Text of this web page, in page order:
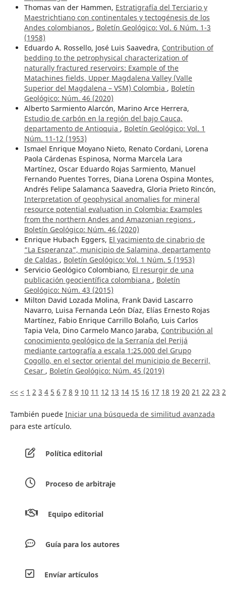
Thomas van der Hammen, Estratigrafía del Terciario y
Maestrichtiano con continentales y tectogénesis de los
Andes colombianos , Boletín Geológico: Vol. 6 Núm. 1-3
(1958)
Eduardo A. Rossello, José Luis Saavedra, Contribution of
bedding to the petrophysical characterization of
naturally fractured reservoirs: Example of the
Matachines fields, Upper Magdalena Valley (Valle
Superior del Magdalena – VSM) Colombia , Boletín
Geológico: Núm. 46 (2020)
Alberto Sarmiento Alarcón, Marino Arce Herrera,
Estudio de carbón en la región del bajo Cauca,
departamento de Antioquia , Boletín Geológico: Vol. 1
Núm. 11-12 (1953)
Ismael Enrique Moyano Nieto, Renato Cordani, Lorena
Paola Cárdenas Espinosa, Norma Marcela Lara
Martínez, Oscar Eduardo Rojas Sarmiento, Manuel
Fernando Puentes Torres, Diana Lorena Ospina Montes,
Andrés Felipe Salamanca Saavedra, Gloria Prieto Rincón,
Interpretation of geophysical anomalies for mineral
resource potential evaluation in Colombia: Examples
from the northern Andes and Amazonian regions ,
Boletín Geológico: Núm. 46 (2020)
Enrique Hubach Eggers, El yacimiento de cinabrio de
“La Esperanza”, municipio de Salamina, departamento
de Caldas , Boletín Geológico: Vol. 1 Núm. 5 (1953)
Servicio Geológico Colombiano, El resurgir de una
publicación geocientífica colombiana , Boletín
Geológico: Núm. 43 (2015)
Milton David Lozada Molina, Frank David Lascarro
Navarro, Luisa Fernanda León Díaz, Elías Ernesto Rojas
Martínez, Fabio Enrique Carrillo Bolaño, Luis Carlos
Tapia Vela, Dino Carmelo Manco Jaraba, Contribución al
conocimiento geológico de la Serranía del Perijá
mediante cartografía a escala 1:25.000 del Grupo
Cogollo, en el sector oriental del municipio de Becerril,
Cesar , Boletín Geológico: Núm. 45 (2019)
<< < 1 2 3 4 5 6 7 8 9 10 11 12 13 14 15 16 17 18 19 20 21 22 23
También puede Iniciar una búsqueda de similitud avanzada
para este artículo.
Política editorial
Proceso de arbitraje
Equipo editorial
Guía para los autores
Envíar artículos